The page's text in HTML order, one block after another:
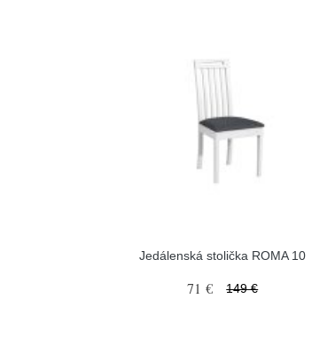
Jedálenská stolička ROMA 10
71 € 149 €